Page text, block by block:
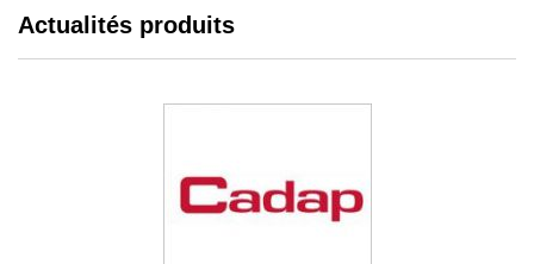
Actualités produits